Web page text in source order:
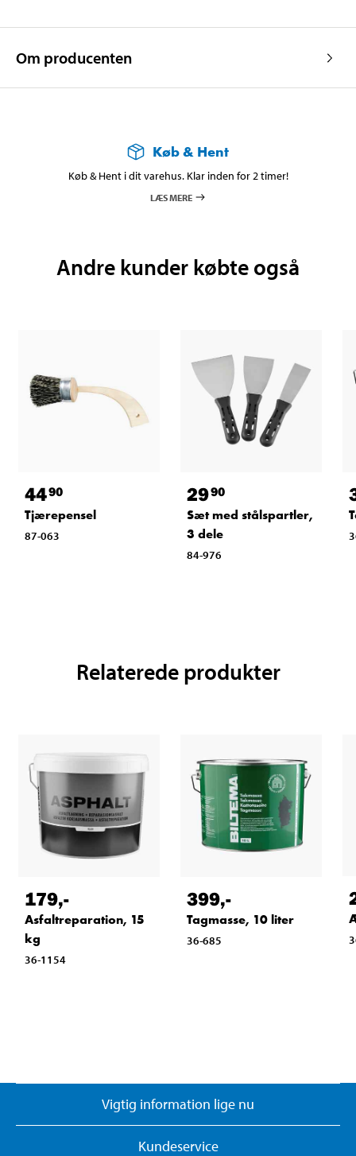
Om producenten
Køb & Hent
Køb & Hent i dit varehus. Klar inden for 2 timer!
LÆS MERE
Andre kunder købte også
4490
Tjærepensel
87-063
2990
Sæt med stålspartler,
3 dele
84-976
Relaterede produkter
179,-
Asfaltreparation, 15
kg
36-1154
399,-
Tagmasse, 10 liter
36-685
Vigtig information lige nu
Kundeservice